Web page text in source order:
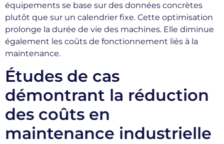
équipements se base sur des données concrètes
plutôt que sur un calendrier fixe. Cette optimisation
prolonge la durée de vie des machines. Elle diminue
également les coûts de fonctionnement liés à la
maintenance.
Études de cas
démontrant la réduction
des coûts en
maintenance industrielle